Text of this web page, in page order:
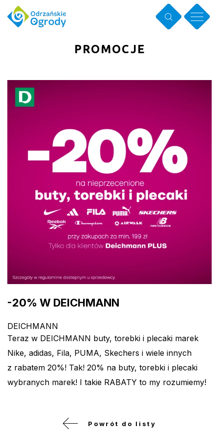
PROMOCJE
-20% W DEICHMANN
DEICHMANN
Teraz w DEICHMANN buty, torebki i plecaki marek
Nike, adidas, Fila, PUMA, Skechers i wiele innych
z rabatem 20%! Tak! 20% na buty, torebki i plecaki
wybranych marek! I takie RABATY to my rozumiemy!
Powrót do listy